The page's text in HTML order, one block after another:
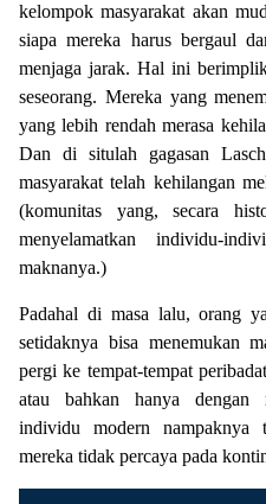
kelompok masyarakat akan
siapa mereka harus bergaul
menjaga jarak. Hal ini
seseorang. Mereka yang
yang lebih rendah merasa
Dan di situlah gagasan
masyarakat telah kehilangan
(komunitas yang, secara
menyelamatkan individu-
maknanya.)
Padahal di masa lalu, orang
setidaknya bisa menemukan
pergi ke tempat-tempat
atau bahkan hanya dengan
individu modern
mereka tidak percaya pada